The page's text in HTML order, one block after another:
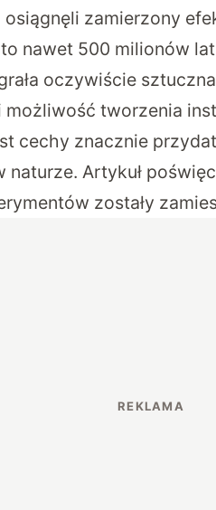
zamierzony
nawet 500 milionów
oczywiście
możliwość tworzenia
cechy znacznie
naturze. Artykuł
zostały